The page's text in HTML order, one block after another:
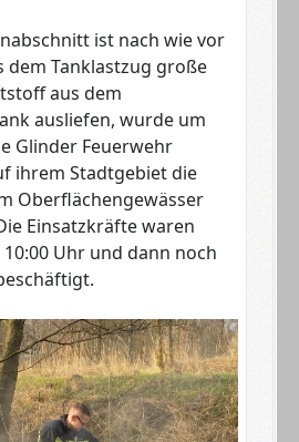
ist nach wie vor
dem Tanklastzug große
aus dem
ausliefen, wurde um
Glinder Feuerwehr
ihrem Stadtgebiet die
Oberflächengewässer
Einsatzkräfte waren
Uhr und dann noch